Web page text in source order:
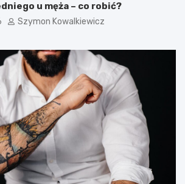
u męża – co robić?
Szymon Kowalkiewicz